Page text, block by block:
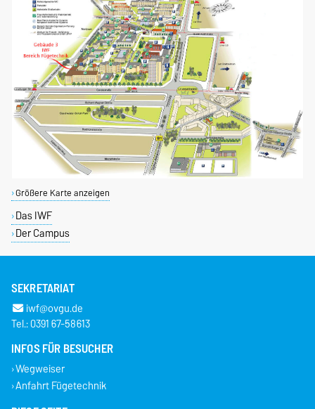
Größere Karte anzeigen
Das IWF
Der Campus
SEKRETARIAT
iwf@ovgu.de
Tel.: 0391 67-58613
INFOS FÜR BESUCHER
Wegweiser
Anfahrt Fügetechnik